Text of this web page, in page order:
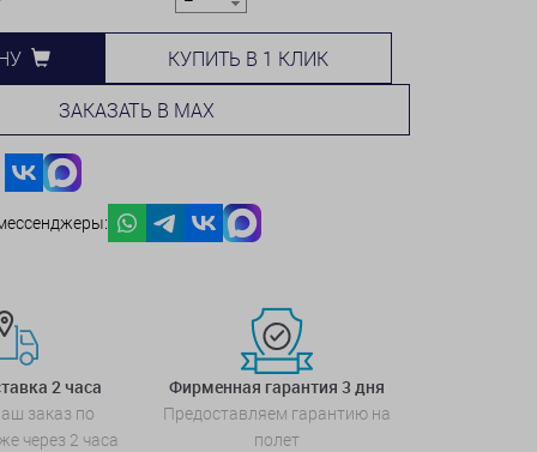
КУПИТЬ В 1 КЛИК
ЗАКАЗАТЬ В MAX
2 часа
заказ по
через 2 часа
Фирменная гарантия 3 дня
Предоставляем гарантию на
полет